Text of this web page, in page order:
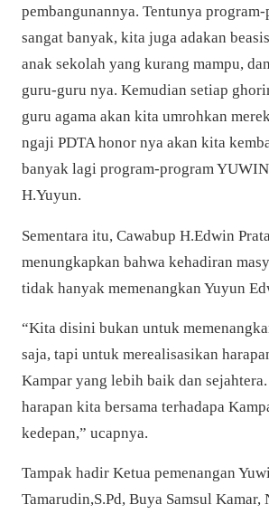
pembangunannya. Tentunya
sangat banyak, kita juga adakan
anak sekolah yang kurang mampu,
guru-guru nya. Kemudian setiap
guru agama akan kita umrohkan
ngaji PDTA honor nya akan kita
banyak lagi program-program
H.Yuyun.
Sementara itu, Cawabup H.Edwin
menungkapkan bahwa kehadiran
tidak hanyak memenangkan Yuyun
“Kita disini bukan untuk
saja, tapi untuk merealisasikan
Kampar yang lebih baik dan
harapan kita bersama terhadapa
kedepan,” ucapnya.
Tampak hadir Ketua pemenangan
Tamarudin,S.Pd, Buya Samsul